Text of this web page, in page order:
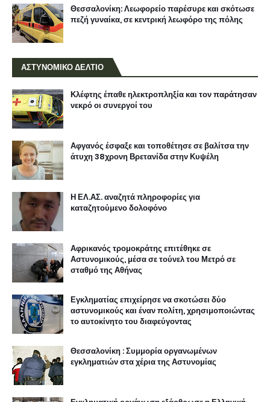
Θεσσαλονίκη: Λεωφορείο παρέσυρε και σκότωσε
πεζή γυναίκα, σε κεντρική λεωφόρο της πόλης
ΑΣΤΥΝΟΜΙΚΟ ΔΕΛΤΙΟ
Κλέφτης έπαθε ηλεκτροπληξία και τον παράτησαν
νεκρό οι συνεργοί του
Αφγανός έσφαξε και τοποθέτησε σε βαλίτσα την
άτυχη 38χρονη Βρετανίδα στην Κυψέλη
Η ΕΛ.ΑΣ. αναζητά πληροφορίες για
καταζητούμενο δολοφόνο
Αφρικανός τρομοκράτης επιτέθηκε σε
Αστυνομικούς, μέσα σε τούνελ του Μετρό σε
σταθμό της Αθήνας
Εγκληματίας επιχείρησε να σκοτώσει δύο
αστυνομικούς και έναν πολίτη, χρησιμοποιώντας
το αυτοκίνητο του διαφεύγοντας
Θεσσαλονίκη : Συμμορία οργανωμένων
εγκληματιών στα χέρια της Αστυνομίας